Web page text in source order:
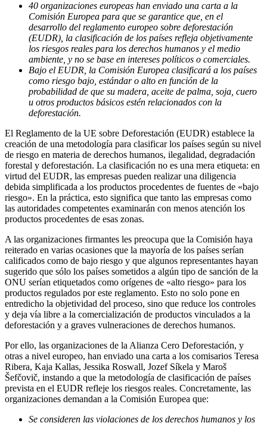
40 organizaciones europeas han enviado una carta a la
Comisión Europea para que se garantice que, en el
desarrollo del reglamento europeo sobre deforestación
(EUDR), la clasificación de los países refleja objetivamente
los riesgos reales para los derechos humanos y el medio
ambiente, y no se base en intereses políticos o comerciales.
Bajo el EUDR, la Comisión Europea clasificará a los países
como riesgo bajo, estándar o alto en función de la
probabilidad de que su madera, aceite de palma, soja, cuero
u otros productos básicos estén relacionados con la
deforestación.
El Reglamento de la UE sobre Deforestación (EUDR) establece la
creación de una metodología para clasificar los países según su nivel
de riesgo en materia de derechos humanos, ilegalidad, degradación
forestal y deforestación. La clasificación no es una mera etiqueta: en
virtud del EUDR, las empresas pueden realizar una diligencia
debida simplificada a los productos procedentes de fuentes de «bajo
riesgo». En la práctica, esto significa que tanto las empresas como
las autoridades competentes examinarán con menos atención los
productos procedentes de esas zonas.
A las organizaciones firmantes les preocupa que la Comisión haya
reiterado en varias ocasiones que la mayoría de los países serían
calificados como de bajo riesgo y que algunos representantes hayan
sugerido que sólo los países sometidos a algún tipo de sanción de la
ONU serían etiquetados como orígenes de «alto riesgo» para los
productos regulados por este reglamento. Esto no solo pone en
entredicho la objetividad del proceso, sino que reduce los controles
y deja vía libre a la comercialización de productos vinculados a la
deforestación y a graves vulneraciones de derechos humanos.
Por ello, las organizaciones de la Alianza Cero Deforestación, y
otras a nivel europeo, han enviado una carta a los comisarios Teresa
Ribera, Kaja Kallas, Jessika Roswall, Jozef Síkela y Maroš
Šefčovič, instando a que la metodología de clasificación de países
prevista en el EUDR refleje los riesgos reales. Concretamente, las
organizaciones demandan a la Comisión Europea que:
Se consideren las violaciones de los derechos humanos y los